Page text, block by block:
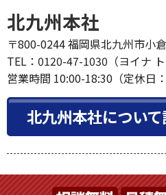
北九州本社
〒800-0244 福岡県北九州市小
TEL：0120-47-1030（ヨイナ ト
営業時間 10:00-18:30（定休日：
北九州本社につい